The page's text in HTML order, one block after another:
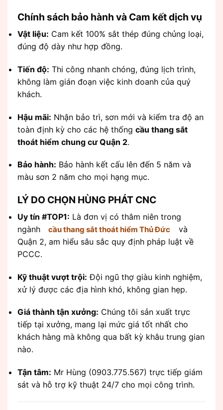
Chính sách bảo hành và Cam kết dịch vụ
Vật liệu: Cam kết 100% sắt thép đúng chủng loại,
đúng độ dày như hợp đồng.
Tiến độ: Thi công nhanh chóng, đúng lịch trình,
không làm gián đoạn việc kinh doanh của quý
khách.
Hậu mãi: Nhận bảo trì, sơn mới và kiểm tra độ an
toàn định kỳ cho các hệ thống cầu thang sắt
thoát hiểm chung cư Quận 2.
Bảo hành: Bảo hành kết cấu lên đến 5 năm và
màu sơn 2 năm cho mọi hạng mục.
LÝ DO CHỌN HÙNG PHÁT CNC
Uy tín #TOP1: Là đơn vị có thâm niên trong
ngành
cầu thang sắt thoát hiểm Thủ Đức
và
Quận 2, am hiểu sâu sắc quy định pháp luật về
PCCC.
Kỹ thuật vượt trội: Đội ngũ thợ giàu kinh nghiệm,
xử lý được các địa hình khó, không gian hẹp.
Giá thành tận xưởng: Chúng tôi sản xuất trực
tiếp tại xưởng, mang lại mức giá tốt nhất cho
khách hàng mà không qua bất kỳ khâu trung gian
nào.
Tận tâm: Mr Hùng (0903.775.567) trực tiếp giám
sát và hỗ trợ kỹ thuật 24/7 cho mọi công trình.